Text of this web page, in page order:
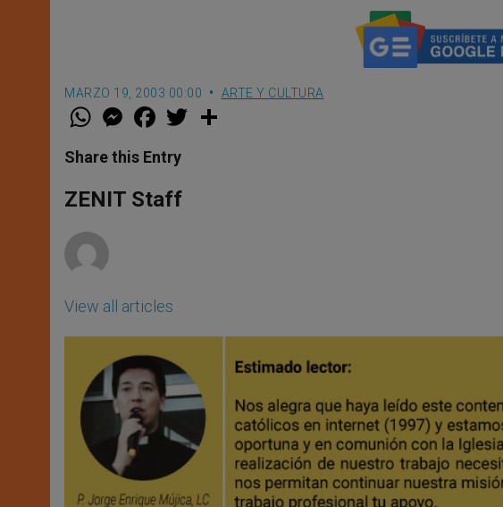
MARZO 19, 2003 00:00 ARTE Y CULTURA
W
t
s
p
p
M
e
s
e
g
e
F
a
e
b
o
k
w
Share this Entry
ZENIT Staff
View all articles